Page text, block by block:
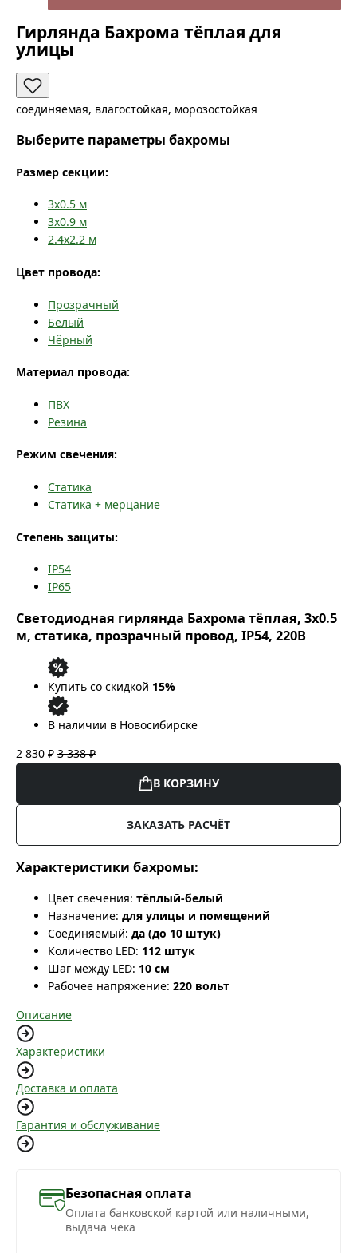
Гирлянда Бахрома тёплая для
улицы
соединяемая, влагостойкая, морозостойкая
Выберите параметры бахромы
Размер секции:
3x0.5 м
3x0.9 м
2.4x2.2 м
Цвет провода:
Прозрачный
Белый
Чёрный
Материал провода:
ПВХ
Резина
Режим свечения:
Статика
Статика + мерцание
Степень защиты:
IP54
IP65
Светодиодная гирлянда Бахрома тёплая, 3x0.5
м, статика, прозрачный провод, IP54, 220В
Купить со скидкой 15%
В наличии в Новосибирске
2 830 ₽ 3 338 ₽
В КОРЗИНУ
ЗАКАЗАТЬ РАСЧЁТ
Характеристики бахромы:
Цвет свечения: тёплый-белый
Назначение: для улицы и помещений
Соединяемый: да (до 10 штук)
Количество LED: 112 штук
Шаг между LED: 10 см
Рабочее напряжение: 220 вольт
Описание
Характеристики
Доставка и оплата
Гарантия и обслуживание
Безопасная оплата
Оплата банковской картой или наличными,
выдача чека